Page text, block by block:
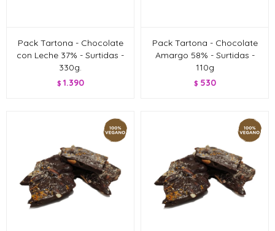
Pack Tartona - Chocolate
con Leche 37% - Surtidas -
330g.
$ 1.390
Pack Tartona - Chocolate
Amargo 58% - Surtidas -
110g
$ 530